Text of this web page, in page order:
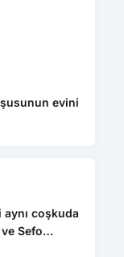
evini
coşkuda
Sefo